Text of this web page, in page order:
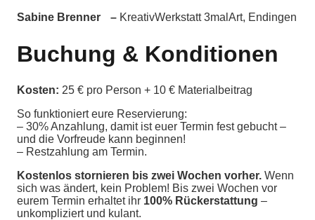
Sabine Brenner – KreativWerkstatt 3malArt, Endingen
Buchung & Konditionen
Kosten: 25 € pro Person + 10 € Materialbeitrag
So funktioniert eure Reservierung:
– 30% Anzahlung, damit ist euer Termin fest gebucht –
und die Vorfreude kann beginnen!
– Restzahlung am Termin.
Kostenlos stornieren bis zwei Wochen vorher. Wenn
sich was ändert, kein Problem! Bis zwei Wochen vor
eurem Termin erhaltet ihr 100% Rückerstattung –
unkompliziert und kulant.